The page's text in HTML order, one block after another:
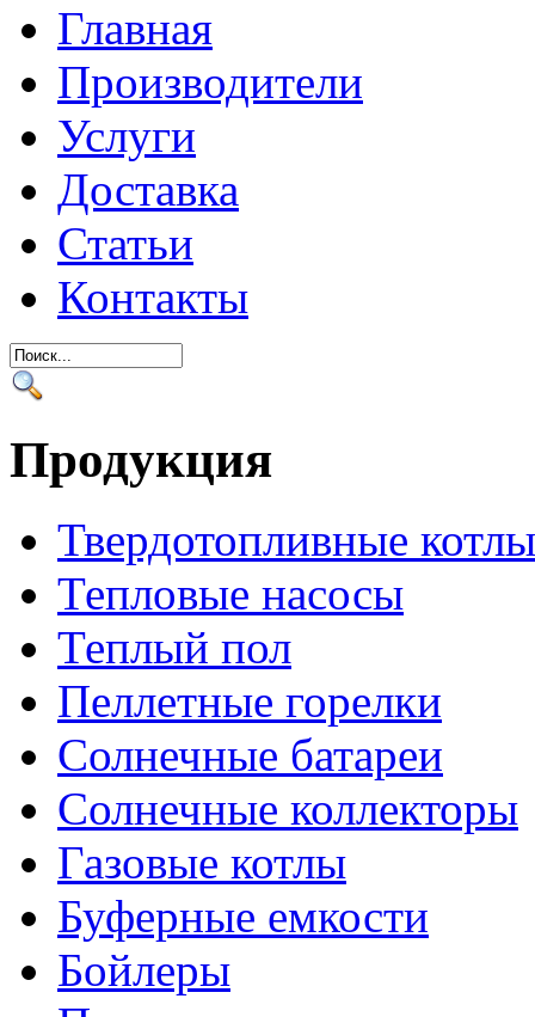
Главная
Производители
Услуги
Доставка
Статьи
Контакты
Продукция
Твердотопливные котлы
Тепловые насосы
Теплый пол
Пеллетные горелки
Солнечные батареи
Солнечные коллекторы
Газовые котлы
Буферные емкости
Бойлеры